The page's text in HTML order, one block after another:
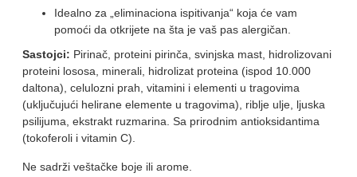
Idealno za „eliminaciona ispitivanja“ koja će vam
pomoći da otkrijete na šta je vaš pas alergičan.
Sastojci: Pirinač, proteini pirinča, svinjska mast, hidrolizovani
proteini lososa, minerali, hidrolizat proteina (ispod 10.000
daltona), celulozni prah, vitamini i elementi u tragovima
(uključujući helirane elemente u tragovima), riblje ulje, ljuska
psilijuma, ekstrakt ruzmarina. Sa prirodnim antioksidantima
(tokoferoli i vitamin C).
Ne sadrži veštačke boje ili arome.